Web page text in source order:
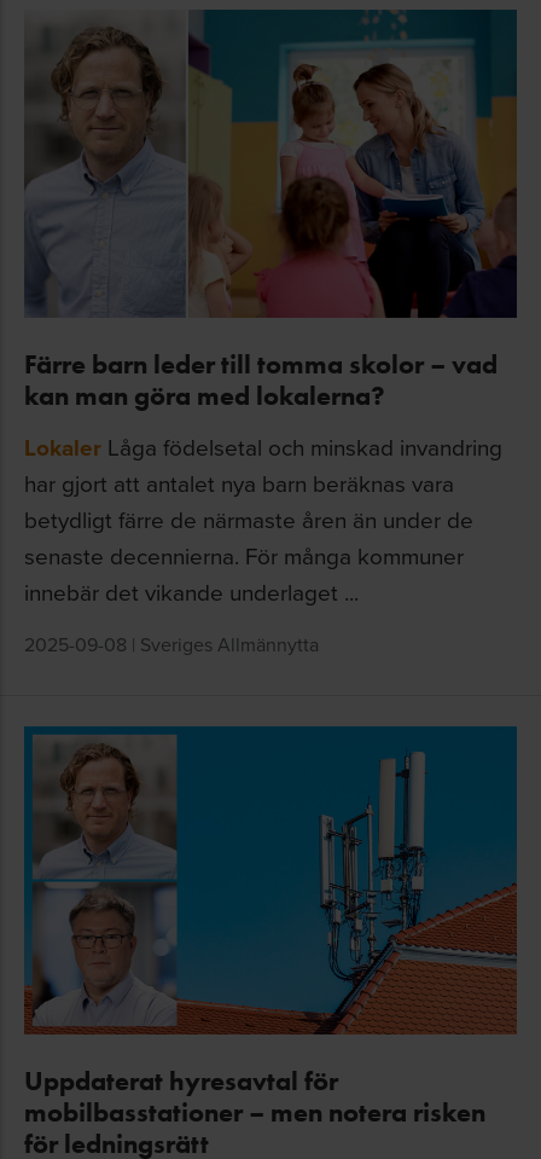
Färre barn leder till tomma skolor – vad
kan man göra med lokalerna?
Lokaler Låga födelsetal och minskad invandring
har gjort att antalet nya barn beräknas vara
betydligt färre de närmaste åren än under de
senaste decennierna. För många kommuner
innebär det vikande underlaget ...
2025-09-08 | Sveriges Allmännytta
Uppdaterat hyresavtal för
mobilbasstationer – men notera risken
för ledningsrätt